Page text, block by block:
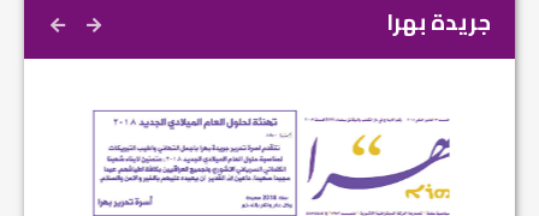
جريدة بهرا